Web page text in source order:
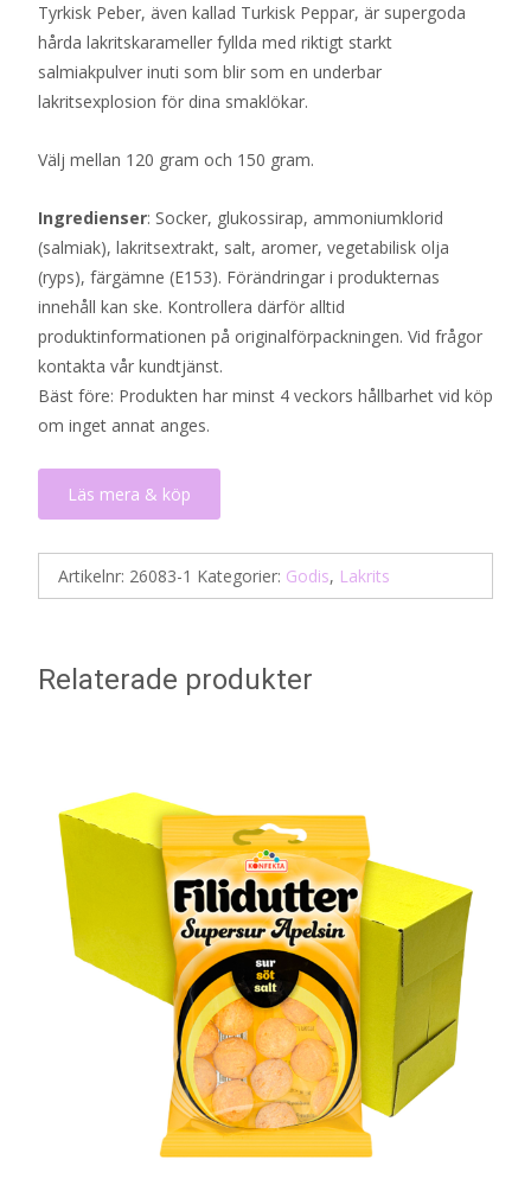
Tyrkisk Peber, även kallad Turkisk Peppar, är supergoda
hårda lakritskarameller fyllda med riktigt starkt
salmiakpulver inuti som blir som en underbar
lakritsexplosion för dina smaklökar.
Välj mellan 120 gram och 150 gram.
Ingredienser: Socker, glukossirap, ammoniumklorid
(salmiak), lakritsextrakt, salt, aromer, vegetabilisk olja
(ryps), färgämne (E153). Förändringar i produkternas
innehåll kan ske. Kontrollera därför alltid
produktinformationen på originalförpackningen. Vid frågor
kontakta vår kundtjänst.
Bäst före: Produkten har minst 4 veckors hållbarhet vid köp
om inget annat anges.
Läs mera & köp
Artikelnr: 26083-1 Kategorier: Godis, Lakrits
Relaterade produkter